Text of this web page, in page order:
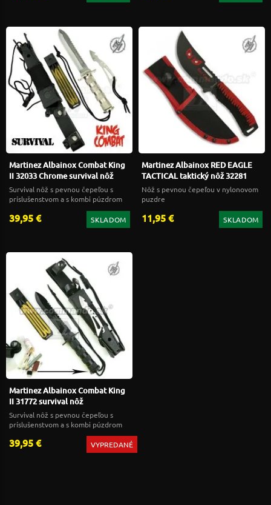
Martinez Albainox Combat King
II 32033 Chrome survival nôž
Survival nôž s pevnou čepeľou s
príslušenstvom a s kombi púzdrom
39,95 € SKLADOM
Martinez Albainox RED EAGLE
TACTICAL taktický nôž 32281
Nôž s pevnou čepeľou v nylonovom
puzdre
11,95 € SKLADOM
Martinez Albainox Combat King
II 31772 survival nôž
Survival nôž s pevnou čepeľou s
príslušenstvom a s kombi púzdrom
39,95 € VYPREDANÉ